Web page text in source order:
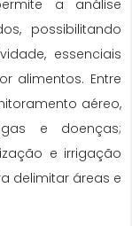
a análise
possibilitando
essenciais
alimentos. Entre
aéreo,
e doenças;
e irrigação
delimitar áreas e